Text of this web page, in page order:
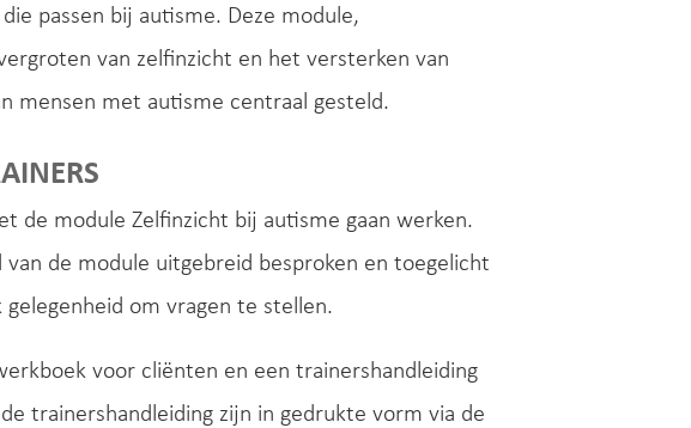
passen bij autisme. Deze module,
van zelfinzicht en het versterken van
mensen met autisme centraal gesteld.
de module Zelfinzicht bij autisme gaan werken.
de module uitgebreid besproken en toegelicht
om vragen te stellen.
voor cliënten en een trainershandleiding
trainershandleiding zijn in gedrukte vorm via de